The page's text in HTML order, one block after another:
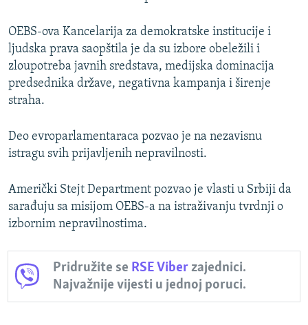
OEBS-ova Kancelarija za demokratske institucije i
ljudska prava saopštila je da su izbore obeležili i
zloupotreba javnih sredstava, medijska dominacija
predsednika države, negativna kampanja i širenje
straha.
Deo evroparlamentaraca pozvao je na nezavisnu
istragu svih prijavljenih nepravilnosti.
Američki Stejt Department pozvao je vlasti u Srbiji da
sarađuju sa misijom OEBS-a na istraživanju tvrdnji o
izbornim nepravilnostima.
Pridružite se RSE Viberzajednici.
Najvažnije vijesti u jednoj poruci.